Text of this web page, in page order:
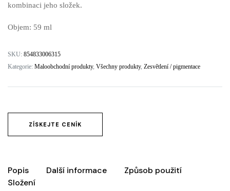
kombinaci jeho složek.
Objem: 59 ml
SKU: 854833006315
Kategorie: Maloobchodní produkty, Všechny produkty, Zesvětlení / pigmentace
ZÍSKEJTE CENÍK
Popis Další informace
Způsob použití
Složení